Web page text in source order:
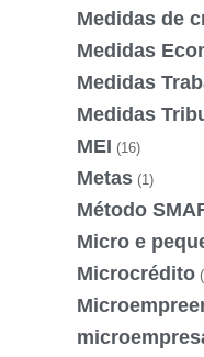
Medidas de
Medidas
Medidas
Medidas
MEI (16)
Metas (1)
Método
Micro e
Microcrédito